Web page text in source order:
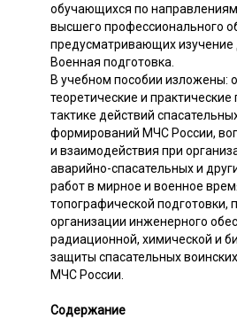
обучающихся по
высшего профессионального
предусматривающих
Военная подготовка.
В учебном пособии изложены:
теоретические и
тактике действий
формирований МЧС России,
и взаимодействия при
аварийно-спасательных и
работ в мирное и военное
топографической подготовки,
организации инженерного
радиационной, химической и
защиты спасательных
МЧС России.
Содержание